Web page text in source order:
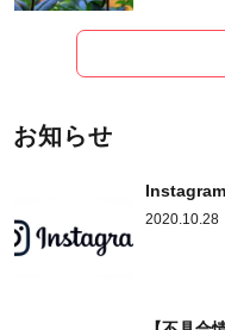
お知らせ
Instagram
2020.10.28